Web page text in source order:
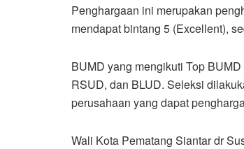
Penghargaan ini merupakan
mendapat bintang 5 (Excellent),
BUMD yang mengikuti Top
RSUD, dan BLUD. Seleksi
perusahaan yang dapat
Wali Kota Pematang Siantar dr